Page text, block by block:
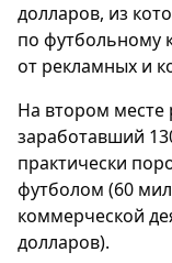
долларов, из
по футбольному
от рекламных и
На втором
заработавший
практически
футболом (60
коммерческой
долларов).